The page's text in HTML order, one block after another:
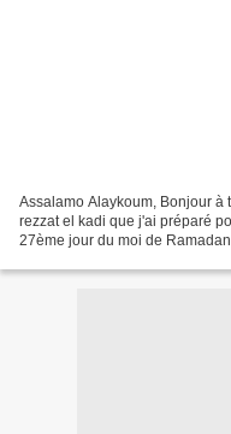
Assalamo Alaykoum, Bonjour à
rezzat el kadi que j'ai préparé
27ème jour du moi de